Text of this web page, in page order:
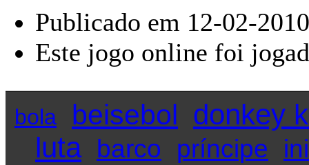
Publicado em 12-02-
Este jogo online foi
bola beisebol donkey
luta
barco príncipe